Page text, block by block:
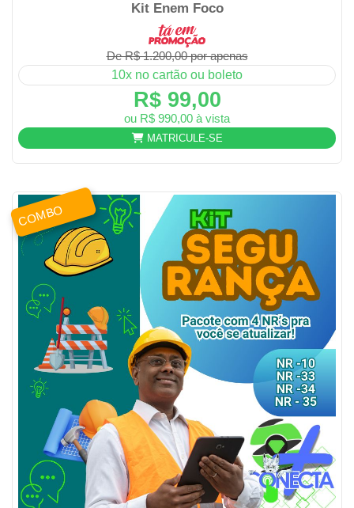
Kit Enem Foco
De R$ 1.200,00 por apenas
10x no cartão ou boleto
R$ 99,00
ou R$ 990,00 à vista
MATRICULE-SE
COMBO